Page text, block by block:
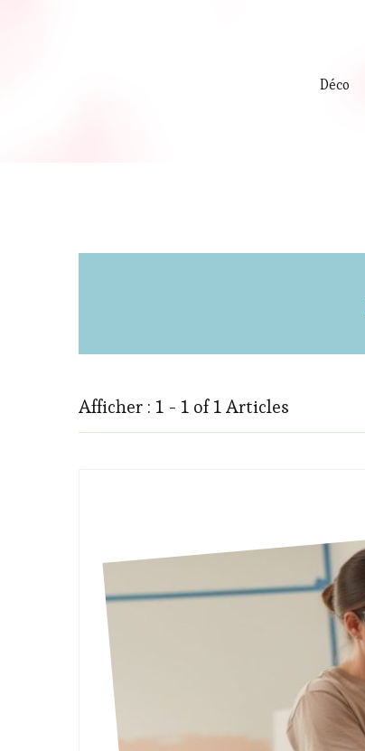
Déco
Afficher : 1 - 1 of 1 Articles